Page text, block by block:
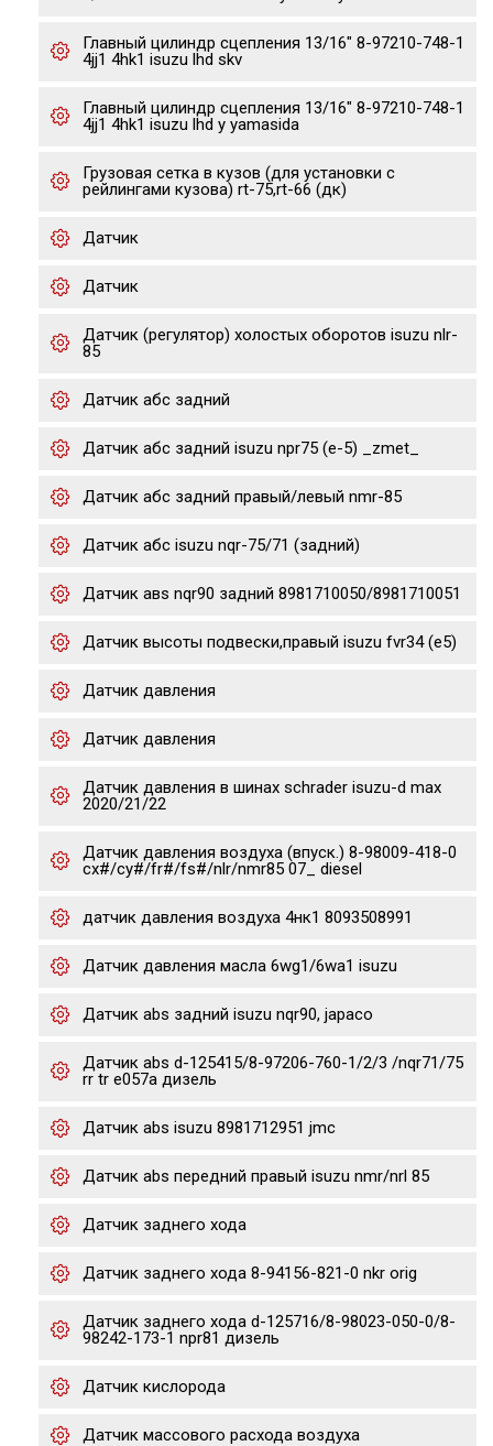
Главный цилиндр сцепления 13/16" 8-97210-748-1
4jj1 4hk1 isuzu lhd skv
Главный цилиндр сцепления 13/16" 8-97210-748-1
4jj1 4hk1 isuzu lhd y yamasida
Грузовая сетка в кузов (для установки с
рейлингами кузова) rt-75,rt-66 (дк)
Датчик
Датчик
Датчик (регулятор) холостых оборотов isuzu nlr-
85
Датчик абс задний
Датчик абс задний isuzu npr75 (е-5) _zmet_
Датчик абс задний правый/левый nmr-85
Датчик абс isuzu nqr-75/71 (задний)
Датчик авs nqr90 задний 8981710050/8981710051
Датчик высоты подвески,правый isuzu fvr34 (e5)
Датчик давления
Датчик давления
Датчик давления в шинах schrader isuzu-d max
2020/21/22
Датчик давления воздуха (впуск.) 8-98009-418-0
cx#/cy#/fr#/fs#/nlr/nmr85 07_ diesel
датчик давления воздуха 4нк1 8093508991
Датчик давления масла 6wg1/6wa1 isuzu
Датчик abs задний isuzu nqr90, japaco
Датчик abs d-125415/8-97206-760-1/2/3 /nqr71/75
rr tr e057a дизель
Датчик abs isuzu 8981712951 jmc
Датчик abs передний правый isuzu nmr/nrl 85
Датчик заднего хода
Датчик заднего хода 8-94156-821-0 nkr orig
Датчик заднего хода d-125716/8-98023-050-0/8-
98242-173-1 npr81 дизель
Датчик кислорода
Датчик массового расхода воздуха